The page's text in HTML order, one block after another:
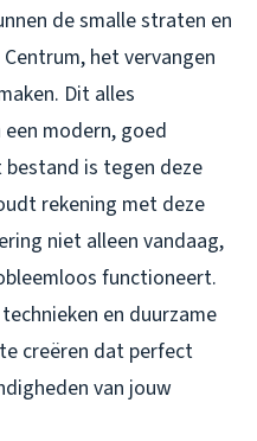
de smalle straten en
het vervangen
Dit alles
modern, goed
is tegen deze
rekening met deze
niet alleen vandaag,
functioneert.
en duurzame
creëren dat perfect
van jouw